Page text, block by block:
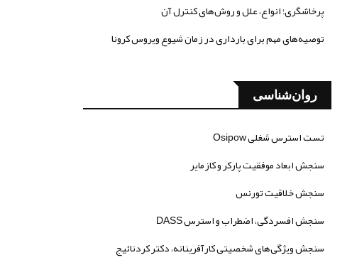
پرخاشگری؛ انواع، علل و روش‌های کنترل آن
توصیه‌های مهم برای بارداری در زمان شیوع ویروس کرونا
روان‌شناسی
تست استرس شغلی Osipow
سنجش ابعاد موفقیت پارکر و کازمایر
سنجش خلاقیت تورنس
سنجش افسردگی، اضطراب و استرس DASS
سنجش ویژگی‌های شخصیتی کارآفرینانه، دکتر کردنائیج